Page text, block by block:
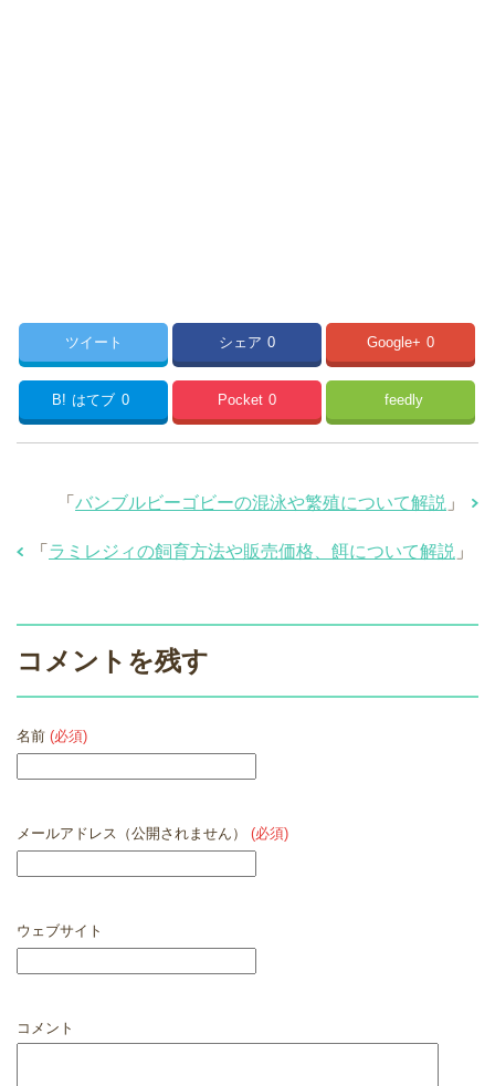
ツイート シェア 0 Google+ 0
B! はてブ 0 Pocket 0 feedly
「 バンブルビーゴビーの混泳や繁殖について解説 」
「 ラミレジィの飼育方法や販売価格、餌について解説 」
コメントを残す
名前 (必須)
メールアドレス（公開されません） (必須)
ウェブサイト
コメント